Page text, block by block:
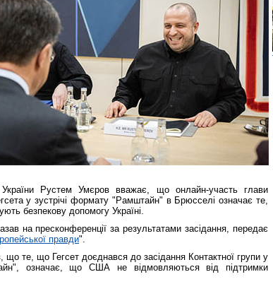
України Рустем Умєров вважає, що онлайн-участь глави
у зустрічі формату "Рамштайн" в Брюсселі означає те,
безпекову допомогу Україні.
на пресконференції за результатами засідання, передає
правди".
що те, що Гегсет доєднався до засідання Контактної групи у
означає, що США не відмовляються від підтримки